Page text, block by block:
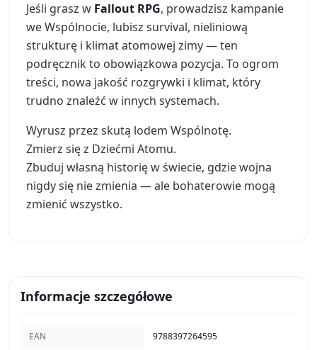
Jeśli grasz w Fallout RPG, prowadzisz kampanie
we Wspólnocie, lubisz survival, nieliniową
strukturę i klimat atomowej zimy — ten
podręcznik to obowiązkowa pozycja. To ogrom
treści, nowa jakość rozgrywki i klimat, który
trudno znaleźć w innych systemach.
Wyrusz przez skutą lodem Wspólnotę.
Zmierz się z Dziećmi Atomu.
Zbuduj własną historię w świecie, gdzie wojna
nigdy się nie zmienia — ale bohaterowie mogą
zmienić wszystko.
Informacje szczegółowe
EAN 9788397264595